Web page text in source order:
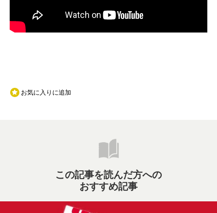
お気に入りに追加
この記事を読んだ方への
おすすめ記事